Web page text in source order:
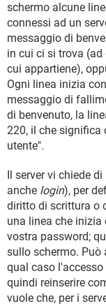
schermo alcune
connessi ad un
messaggio di
in cui ci si trova
cui appartiene),
Ogni linea inizia
messaggio di
di benvenuto, la
220, il che significa
utente".
Il server vi chiede
anche login), per
diritto di scrittura o
una linea che
vostra password;
sullo schermo. Può
qual caso
quindi reinserire
vuole che, per i